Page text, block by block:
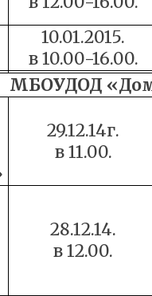
10.01.2015.
в 10.00-16.00.
МБОУДОД «Дом
29.12.14г.
в 11.00.
28.12.14.
в 12.00.